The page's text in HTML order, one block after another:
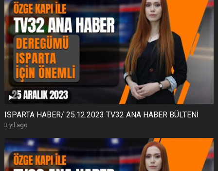
ISPARTA HABER/ 25.12.2023 TV32 ANA HABER BÜLTENİ
3 yıl ago